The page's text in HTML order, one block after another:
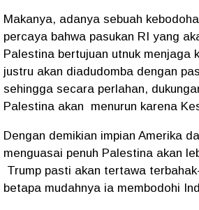
Makanya, adanya sebuah
percaya bahwa pasukan RI yang
Palestina bertujuan utnuk menjaga
justru akan diadudomba dengan
sehingga secara perlahan,
Palestina akan
menurun karena
Dengan demikian impian Amerika
menguasai penuh Palestina akan
Trump pasti akan tertawa
betapa mudahnya ia membodohi